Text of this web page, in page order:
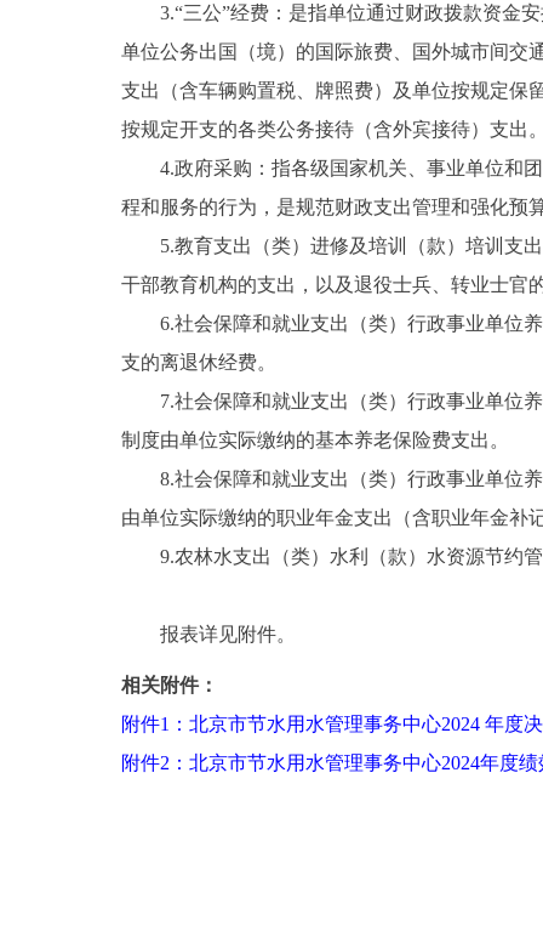
3.“三公”经费：是指单位通过财政拨款资金安
单位公务出国（境）的国际旅费、国外城市间交
支出（含车辆购置税、牌照费）及单位按规定保
按规定开支的各类公务接待（含外宾接待）支出
4.政府采购：指各级国家机关、事业单位和团
程和服务的行为，是规范财政支出管理和强化预
5.教育支出（类）进修及培训（款）培训支出
干部教育机构的支出，以及退役士兵、转业士官
6.社会保障和就业支出（类）行政事业单位养
支的离退休经费。
7.社会保障和就业支出（类）行政事业单位养
制度由单位实际缴纳的基本养老保险费支出。
8.社会保障和就业支出（类）行政事业单位养
由单位实际缴纳的职业年金支出（含职业年金补
9.农林水支出（类）水利（款）水资源节约管
报表详见附件。
相关附件：
附件1：北京市节水用水管理事务中心2024 年度
附件2：北京市节水用水管理事务中心2024年度